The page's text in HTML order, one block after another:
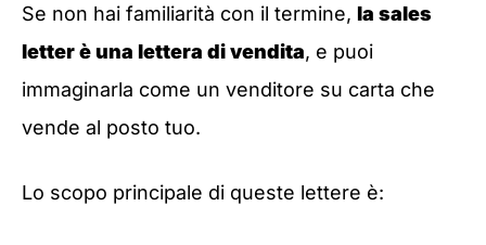
Se non hai familiarità con il termine, la sales
letter è una lettera di vendita, e puoi
immaginarla come un venditore su carta che
vende al posto tuo.
Lo scopo principale di queste lettere è: